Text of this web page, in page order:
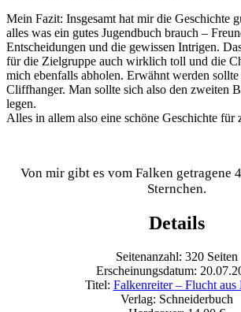
Mein Fazit: Insgesamt hat mir die Geschichte
alles was ein gutes Jugendbuch brauch –
Entscheidungen und die gewissen Intrigen.
für die Zielgruppe auch wirklich toll und die
mich ebenfalls abholen. Erwähnt werden sollte
Cliffhanger. Man sollte sich also den zweiten
legen.
Alles in allem also eine schöne Geschichte für
Von mir gibt es vom Falken getragene
Sternchen.
Details
Seitenanzahl: 320 Seiten
Erscheinungsdatum:
Titel: Falkenreiter – Flucht aus
Verlag: Schneiderbuch